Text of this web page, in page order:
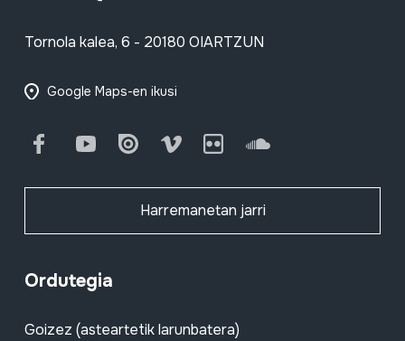
Tornola kalea, 6 - 20180 OIARTZUN
Google Maps-en ikusi
FacebookYoutube Issuu Vimeo Flickr SoundCloud
Harremanetan jarri
Ordutegia
Goizez (asteartetik larunbatera)